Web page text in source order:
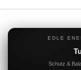
EDLE
Schutz &